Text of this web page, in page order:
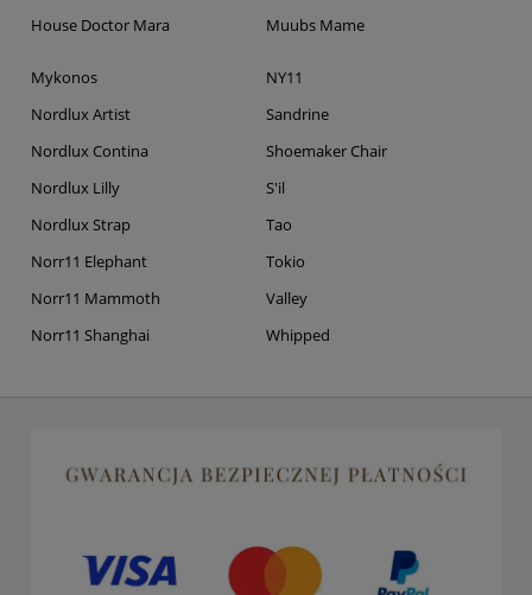
House Doctor Mara
Muubs Mame
Mykonos
Nordlux Artist
Nordlux Contina
Nordlux Lilly
Nordlux Strap
Norr11 Elephant
Norr11 Mammoth
Norr11 Shanghai
NY11
Sandrine
Shoemaker Chair
S'il
Tao
Tokio
Valley
Whipped